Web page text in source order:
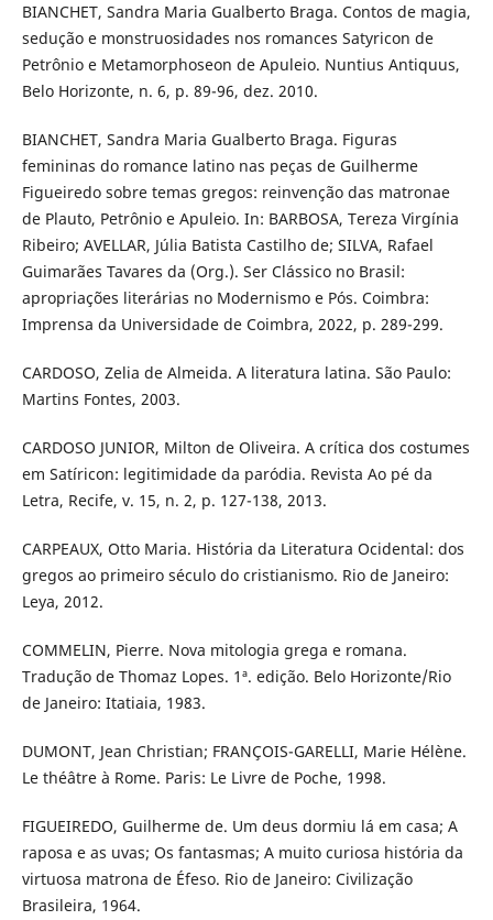
BIANCHET, Sandra Maria Gualberto Braga. Contos de magia,
sedução e monstruosidades nos romances Satyricon de
Petrônio e Metamorphoseon de Apuleio. Nuntius Antiquus,
Belo Horizonte, n. 6, p. 89-96, dez. 2010.
BIANCHET, Sandra Maria Gualberto Braga. Figuras
femininas do romance latino nas peças de Guilherme
Figueiredo sobre temas gregos: reinvenção das matronae
de Plauto, Petrônio e Apuleio. In: BARBOSA, Tereza Virgínia
Ribeiro; AVELLAR, Júlia Batista Castilho de; SILVA, Rafael
Guimarães Tavares da (Org.). Ser Clássico no Brasil:
apropriações literárias no Modernismo e Pós. Coimbra:
Imprensa da Universidade de Coimbra, 2022, p. 289-299.
CARDOSO, Zelia de Almeida. A literatura latina. São Paulo:
Martins Fontes, 2003.
CARDOSO JUNIOR, Milton de Oliveira. A crítica dos costumes
em Satíricon: legitimidade da paródia. Revista Ao pé da
Letra, Recife, v. 15, n. 2, p. 127-138, 2013.
CARPEAUX, Otto Maria. História da Literatura Ocidental: dos
gregos ao primeiro século do cristianismo. Rio de Janeiro:
Leya, 2012.
COMMELIN, Pierre. Nova mitologia grega e romana.
Tradução de Thomaz Lopes. 1ª. edição. Belo Horizonte/Rio
de Janeiro: Itatiaia, 1983.
DUMONT, Jean Christian; FRANÇOIS-GARELLI, Marie Hélène.
Le théâtre à Rome. Paris: Le Livre de Poche, 1998.
FIGUEIREDO, Guilherme de. Um deus dormiu lá em casa; A
raposa e as uvas; Os fantasmas; A muito curiosa história da
virtuosa matrona de Éfeso. Rio de Janeiro: Civilização
Brasileira, 1964.